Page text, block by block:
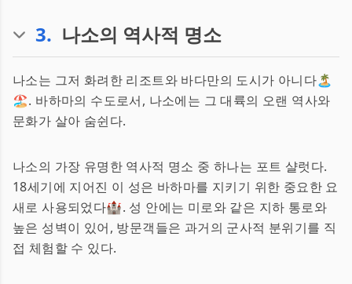
3. 나소의 역사적 명소
나소는 그저 화려한 리조트와 바다만의 도시가 아니다🏝️
🏖️. 바하마의 수도로서, 나소에는 그 대륙의 오랜 역사와
문화가 살아 숨쉰다.
나소의 가장 유명한 역사적 명소 중 하나는 포트 샬럿다.
18세기에 지어진 이 성은 바하마를 지키기 위한 중요한 요
새로 사용되었다🏰. 성 안에는 미로와 같은 지하 통로와
높은 성벽이 있어, 방문객들은 과거의 군사적 분위기를 직
접 체험할 수 있다.